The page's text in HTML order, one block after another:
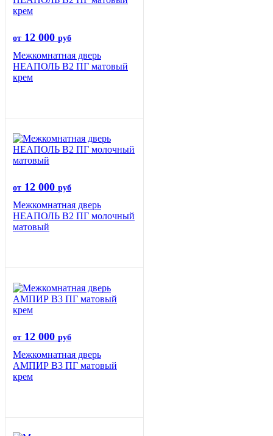
от 12 000 руб
Межкомнатная дверь
НЕАПОЛЬ В2 ПГ матовый
крем
от 12 000 руб
Межкомнатная дверь
НЕАПОЛЬ В2 ПГ молочный
матовый
от 12 000 руб
Межкомнатная дверь
АМПИР В3 ПГ матовый
крем